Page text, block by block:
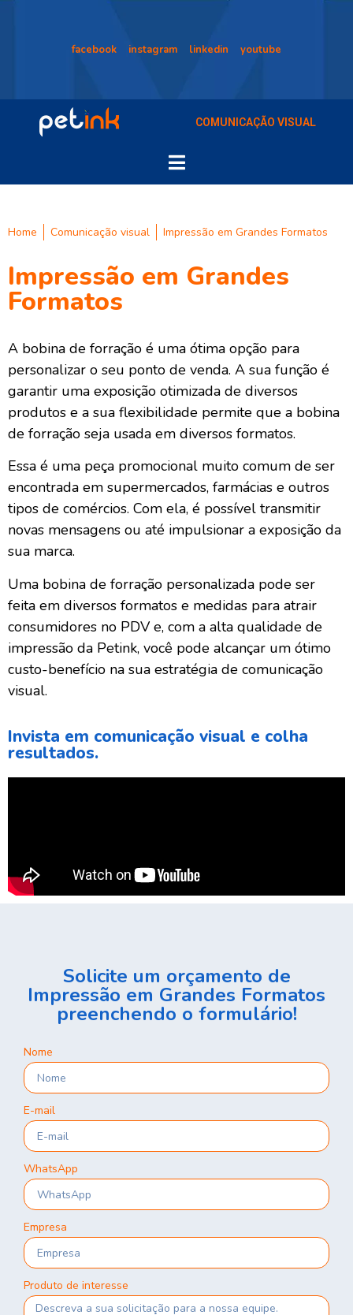
facebook instagram linkedin youtube
COMUNICAÇÃO VISUAL
Home Comunicação visual Impressão em Grandes Formatos
Impressão em Grandes
Formatos
A bobina de forração é uma ótima opção para
personalizar o seu ponto de venda. A sua função é
garantir uma exposição otimizada de diversos
produtos e a sua flexibilidade permite que a bobina
de forração seja usada em diversos formatos.
Essa é uma peça promocional muito comum de ser
encontrada em supermercados, farmácias e outros
tipos de comércios. Com ela, é possível transmitir
novas mensagens ou até impulsionar a exposição da
sua marca.
Uma bobina de forração personalizada pode ser
feita em diversos formatos e medidas para atrair
consumidores no PDV e, com a alta qualidade de
impressão da Petink, você pode alcançar um ótimo
custo-benefício na sua estratégia de comunicação
visual.
Invista em comunicação visual e colha
resultados.
Solicite um orçamento de
Impressão em Grandes Formatos
preenchendo o formulário!
Nome
E-mail
WhatsApp
Empresa
Produto de interesse